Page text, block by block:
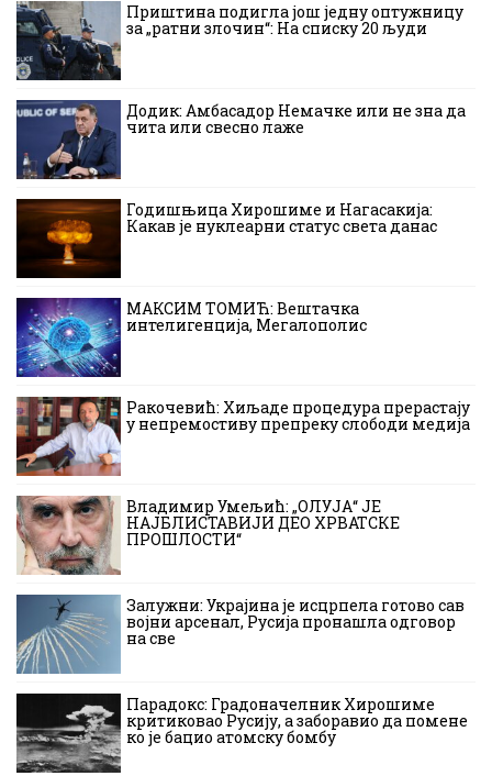
Приштина подигла још једну оптужницу
за „ратни злочин“: На списку 20 људи
Додик: Амбасадор Немачке или не зна да
чита или свесно лаже
Годишњица Хирошиме и Нагасакија:
Какав је нуклеарни статус света данас
МАКСИМ ТОМИЋ: Вештачка
интелигенција, Мегалополис
Ракочевић: Хиљаде процедура прерастају
у непремостиву препреку слободи медија
Владимир Умељић: „ОЛУЈА“ ЈЕ
НАЈБЛИСТАВИЈИ ДЕО ХРВАТСКЕ
ПРОШЛОСТИ“
Залужни: Украјина је исцрпела готово сав
војни арсенал, Русија пронашла одговор
на све
Парадокс: Градоначелник Хирошиме
критиковао Русију, а заборавио да помене
ко је бацио атомску бомбу